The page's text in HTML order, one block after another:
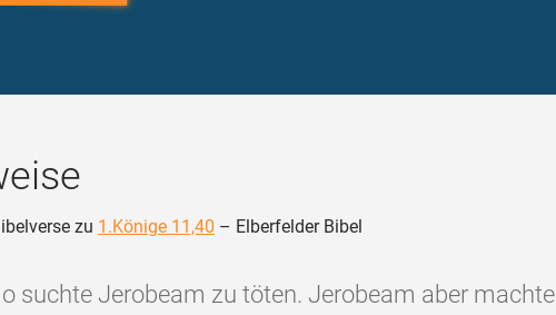
zu 1.Könige 11,40 – Elberfelder Bibel
suchte Jerobeam zu töten. Jerobeam aber machte